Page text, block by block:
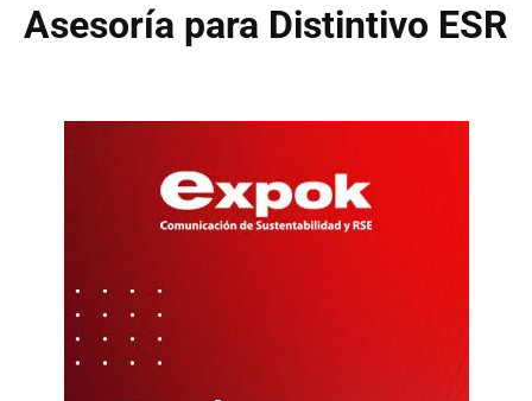
Asesoría para Distintivo ESR